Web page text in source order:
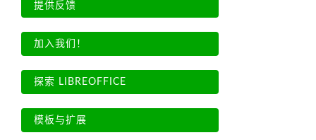
提供反馈
加入我们！
探索 LIBREOFFICE
模板与扩展